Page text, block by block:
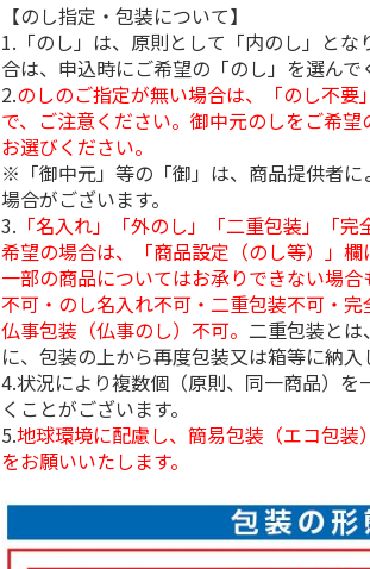
【のし指定・包装について】
1.「のし」は、原則として「内のし」とな
合は、申込時にご希望の「のし」を選んで
2.のしのご指定が無い場合は、「のし不要
で、ご注意ください。御中元のしをご希
お選びください。
※「御中元」等の「御」は、商品提供者に
場合がございます。
3. 「名入れ」「外のし」「二重包装」「
希望の場合は、「商品設定（のし等）」欄
一部の商品についてはお承りできない場合
不可・のし名入れ不可・二重包装不可・完
仏事包装（仏事のし）不可。 二重包装と
に、包装の上から再度包装又は箱等に納入
4.状況により複数個（原則、同一商品）を
くことがございます。
5.地球環境に配慮し、簡易包装（エコ包装
をお願いいたします。